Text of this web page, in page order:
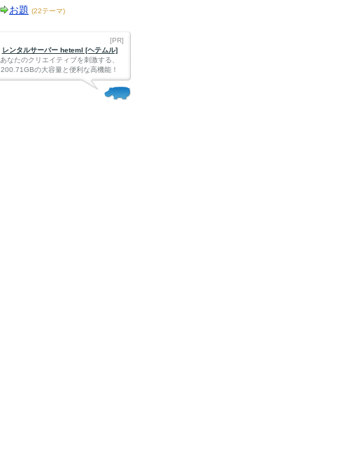
お題 (22テーマ)
[PR]
レンタルサーバー heteml [ヘテムル]
あなたのクリエイティブを刺激する、
200.71GBの大容量と便利な高機能！